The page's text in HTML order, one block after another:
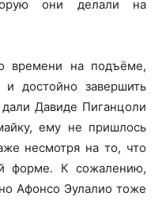
они делали на
времени на подъёме,
и достойно завершить
Давиде Пиганцоли
ему не пришлось
несмотря на то, что
форме. К сожалению,
Афонсо Эулалио тоже